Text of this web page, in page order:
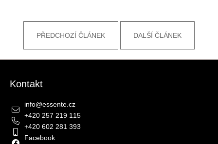
PŘEDCHOZÍ ČLÁNEK DALŠÍ ČLÁNEK
D
p
u
č
u
Kontakt
info@essente.cz
+420 257 219 115
+420 602 281 393
Facebook